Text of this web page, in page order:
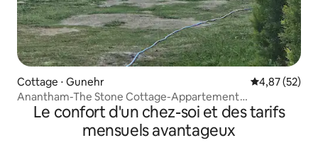
Cottage ⋅ Gunehr Évaluation
4,87 (52)
Anantham-The Stone Cottage-Appartement
indépendant d'une chambre
Le confort d'un chez-soi et des tarifs
mensuels avantageux